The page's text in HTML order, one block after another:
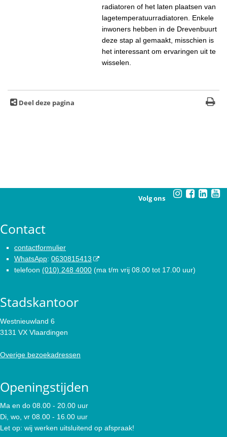
radiatoren of het laten plaatsen van
lagetemperatuurradiatoren. Enkele
inwoners hebben in de Drevenbuurt
deze stap al gemaakt, misschien is
het interessant om ervaringen uit te
wisselen.
Deel deze pagina
Volg ons
Contact
contactformulier
WhatsApp: 0630815413
telefoon (010) 248 4000 (ma t/m vrij 08.00 tot 17.00 uur)
Stadskantoor
Westnieuwland 6
3131 VX Vlaardingen
Overige bezoekadressen
Openingstijden
Ma en do 08.00 - 20.00 uur
Di, wo, vr 08.00 - 16.00 uur
Let op: wij werken uitsluitend op afspraak!